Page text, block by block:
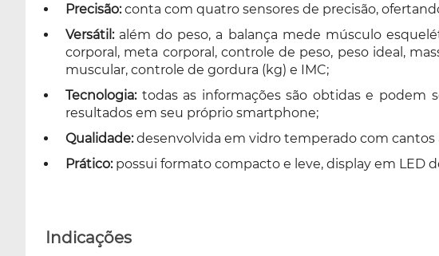
Precisão:conta com quatro sensores de precisão,
Versátil:além do peso, a balança mede músculo
corporal, meta corporal, controle de peso, peso ideal,
muscular, controle de gordura (kg) e IMC;
Tecnologia:todas as informações são obtidas e podem
resultados em seu próprio smartphone;
Qualidade:desenvolvida em vidro temperado com
Prático:possui formato compacto e leve, display em LED
Indicações